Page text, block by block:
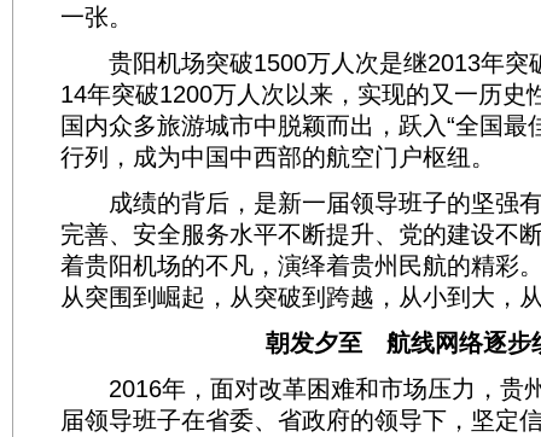
一张。
贵阳机场突破1500万人次是继2013年突
14年突破1200万人次以来，实现的又一历史
国内众多旅游城市中脱颖而出，跃入“全国最
行列，成为中国中西部的航空门户枢纽。
成绩的背后，是新一届领导班子的坚强
完善、安全服务水平不断提升、党的建设不
着贵阳机场的不凡，演绎着贵州民航的精彩
从突围到崛起，从突破到跨越，从小到大，
朝发夕至 航线网络逐步
2016年，面对改革困难和市场压力，贵
届领导班子在省委、省政府的领导下，坚定